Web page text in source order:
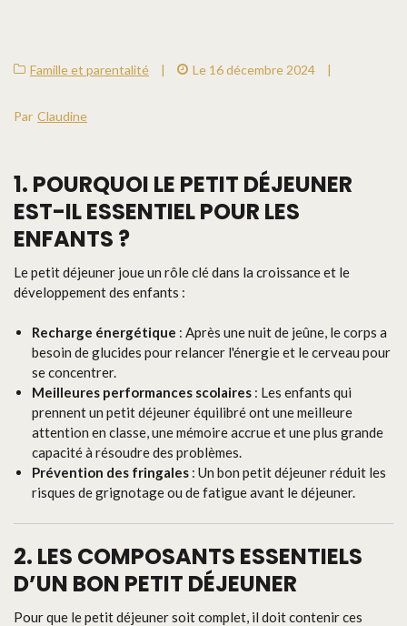
Famille et parentalité | Le 16 décembre 2024 |
Par Claudine
1. POURQUOI LE PETIT DÉJEUNER
EST-IL ESSENTIEL POUR LES
ENFANTS ?
Le petit déjeuner joue un rôle clé dans la croissance et le
développement des enfants :
Recharge énergétique : Après une nuit de jeûne, le corps a
besoin de glucides pour relancer l'énergie et le cerveau pour
se concentrer.
Meilleures performances scolaires : Les enfants qui
prennent un petit déjeuner équilibré ont une meilleure
attention en classe, une mémoire accrue et une plus grande
capacité à résoudre des problèmes.
Prévention des fringales : Un bon petit déjeuner réduit les
risques de grignotage ou de fatigue avant le déjeuner.
2. LES COMPOSANTS ESSENTIELS
D’UN BON PETIT DÉJEUNER
Pour que le petit déjeuner soit complet, il doit contenir ces